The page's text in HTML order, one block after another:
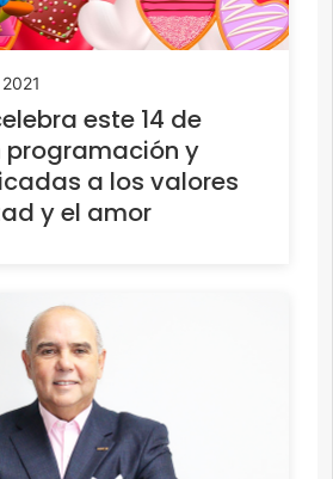
este 14 de
programación y
a los valores
y el amor